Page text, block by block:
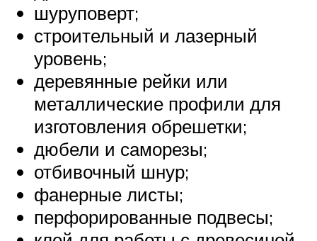
шуруповерт;
строительный и лазерный
уровень;
деревянные рейки или
металлические профили для
изготовления обрешетки;
дюбели и саморезы;
отбивочный шнур;
фанерные листы;
перфорированные подвесы;